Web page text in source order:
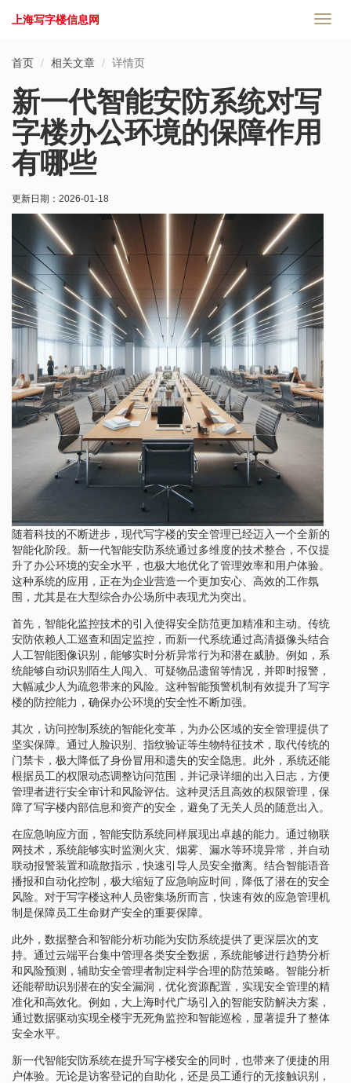
切
上海写字楼信息网
首页 相关文章 详情页
新一代智能安防系统对写
字楼办公环境的保障作用
有哪些
更新日期： 2026-01-18
随着科技的不断进步，现代写字楼的安全管理已经迈入一个全新的
智能化阶段。新一代智能安防系统通过多维度的技术整合，不仅提
升了办公环境的安全水平，也极大地优化了管理效率和用户体验。
这种系统的应用，正在为企业营造一个更加安心、高效的工作氛
围，尤其是在大型综合办公场所中表现尤为突出。
首先，智能化监控技术的引入使得安全防范更加精准和主动。传统
安防依赖人工巡查和固定监控，而新一代系统通过高清摄像头结合
人工智能图像识别，能够实时分析异常行为和潜在威胁。例如，系
统能够自动识别陌生人闯入、可疑物品遗留等情况，并即时报警，
大幅减少人为疏忽带来的风险。这种智能预警机制有效提升了写字
楼的防控能力，确保办公环境的安全性不断加强。
其次，访问控制系统的智能化变革，为办公区域的安全管理提供了
坚实保障。通过人脸识别、指纹验证等生物特征技术，取代传统的
门禁卡，极大降低了身份冒用和遗失的安全隐患。此外，系统还能
根据员工的权限动态调整访问范围，并记录详细的出入日志，方便
管理者进行安全审计和风险评估。这种灵活且高效的权限管理，保
障了写字楼内部信息和资产的安全，避免了无关人员的随意出入。
在应急响应方面，智能安防系统同样展现出卓越的能力。通过物联
网技术，系统能够实时监测火灾、烟雾、漏水等环境异常，并自动
联动报警装置和疏散指示，快速引导人员安全撤离。结合智能语音
播报和自动化控制，极大缩短了应急响应时间，降低了潜在的安全
风险。对于写字楼这种人员密集场所而言，快速有效的应急管理机
制是保障员工生命财产安全的重要保障。
此外，数据整合和智能分析功能为安防系统提供了更深层次的支
持。通过云端平台集中管理各类安全数据，系统能够进行趋势分析
和风险预测，辅助安全管理者制定科学合理的防范策略。智能分析
还能帮助识别潜在的安全漏洞，优化资源配置，实现安全管理的精
准化和高效化。例如，大上海时代广场引入的智能安防解决方案，
通过数据驱动实现全楼宇无死角监控和智能巡检，显著提升了整体
安全水平。
新一代智能安防系统在提升写字楼安全的同时，也带来了便捷的用
户体验。无论是访客登记的自助化，还是员工通行的无接触识别，